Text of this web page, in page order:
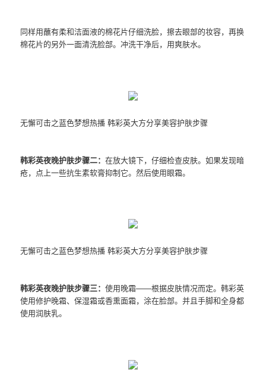
同样用蘸有柔和洁面液的棉花片仔细洗脸，擦去眼部的妆容，再换
棉花片的另外一面清洗脸部。冲洗干净后，用爽肤水。
无懈可击之蓝色梦想热播 韩彩英大方分享美容护肤步骤
韩彩英夜晚护肤步骤二：在放大镜下，仔细检查皮肤。如果发现暗
疮，点上一些抗生素软膏抑制它。然后使用眼霜。
无懈可击之蓝色梦想热播 韩彩英大方分享美容护肤步骤
韩彩英夜晚护肤步骤三：使用晚霜——根据皮肤情况而定。韩彩英
使用修护晚霜、保湿霜或香熏面霜，涂在脸部。并且手脚和全身都
使用润肤乳。